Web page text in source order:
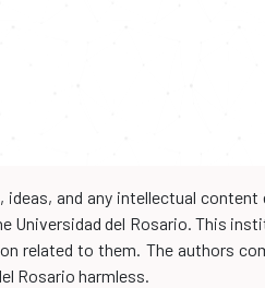
ideas, and any intellectual
Universidad del Rosario. This
related to them. The authors
Rosario harmless.